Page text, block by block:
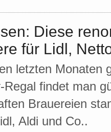
Diese
für Lidl,
letzten Monaten
Regal findet man
Brauereien
Aldi und Co..